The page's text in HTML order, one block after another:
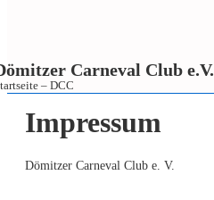
Carneval Club e.V.
– DCC
Impressum
Dömitzer Carneval Club e. V.